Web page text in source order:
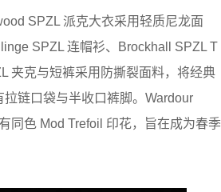
SPZL 派克大衣采用轻质尼龙面
SPZL 连帽衫、Brockhall SPZL T
夹克与短裤采用防撕裂面料，将经典
链口袋与半收口裤脚。Wardour
同色 Mod Trefoil 印花，旨在成为春季